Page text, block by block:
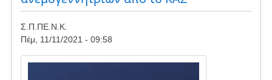
21/11
Σ.Π.ΠΕ.Ν.Κ.
Πέμ, 11/11/2021 - 09:58
Image